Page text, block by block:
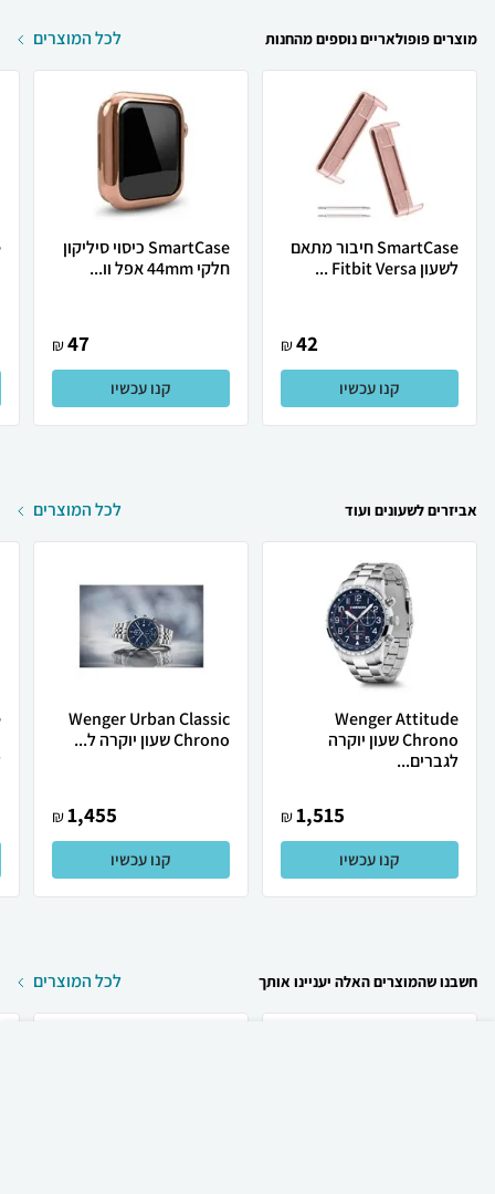
מוצרים פופולאריים נוספים מהחנות לכל המוצרים
SmartCase חיבור מתאם
לשעון Fitbit Versa ...
42
₪
קנו עכשיו
SmartCase כיסוי סיליקון
חלקי 44mm אפל וו...
47
₪
קנו עכשיו
אביזרים לשעונים ועוד לכל המוצרים
Wenger Attitude
Chrono שעון יוקרה
לגברים...
1,515
₪
קנו עכשיו
Wenger Urban Classic
Chrono שעון יוקרה ל...
1,455
₪
קנו עכשיו
חשבנו שהמוצרים האלה יעניינו אותך לכל המוצרים